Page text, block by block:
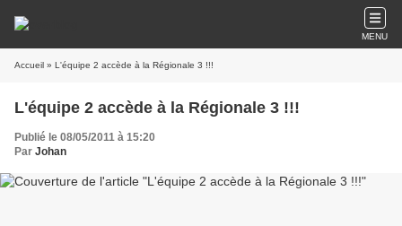
MENU
Accueil » L'équipe 2 accède à la Régionale 3 !!!
L'équipe 2 accède à la Régionale 3 !!!
Publié le 08/05/2011 à 15:20
Par Johan